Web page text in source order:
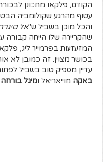
הקודם, פלקאו מתכונן
עטוף מהרגע שקולומביה
והכל מוכן בשביל ש"אל
שהקריירה שלו הייתה קבורה
המזעזעות בפרמייר ליג,
בכושר מצוין. זה כמובן לא
עדיין מספיק טוב בשביל
באקה מוייאריאל ומיגל בורחה